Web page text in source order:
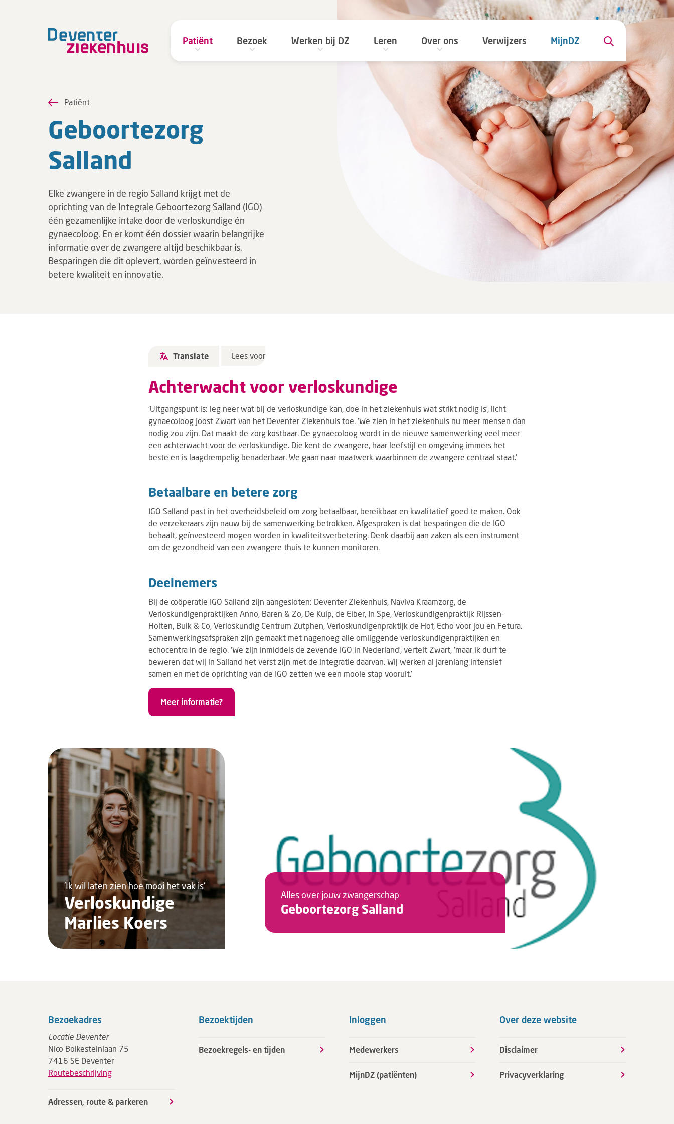
Patiënt Bezoek Werken bij DZ Leren Over ons Verwijzers MijnDZ
Patiënt
Ge­boor­te­zorg
Salland
Elke zwangere in de regio Salland krijgt met de
oprichting van de Integrale Geboortezorg Salland (IGO)
één gezamenlijke intake door de verloskundige én
gynaecoloog. En er komt één dossier waarin belangrijke
informatie over de zwangere altijd beschikbaar is.
Besparingen die dit oplevert, worden geïnvesteerd in
betere kwaliteit en innovatie.
Translate Lees voor
Achterwacht voor verloskundige
‘Uitgangspunt is: leg neer wat bij de verloskundige kan, doe in het ziekenhuis wat strikt nodig is’, licht
gynaecoloog Joost Zwart van het Deventer Ziekenhuis toe. ‘We zien in het ziekenhuis nu meer mensen dan
nodig zou zijn. Dat maakt de zorg kostbaar. De gynaecoloog wordt in de nieuwe samenwerking veel meer
een achterwacht voor de verloskundige. Die kent de zwangere, haar leefstijl en omgeving immers het
beste en is laagdrempelig benaderbaar. We gaan naar maatwerk waarbinnen de zwangere centraal staat.’
Betaalbare en betere zorg
IGO Salland past in het overheidsbeleid om zorg betaalbaar, bereikbaar en kwalitatief goed te maken. Ook
de verzekeraars zijn nauw bij de samenwerking betrokken. Afgesproken is dat besparingen die de IGO
behaalt, geïnvesteerd mogen worden in kwaliteitsverbetering. Denk daarbij aan zaken als een instrument
om de gezondheid van een zwangere thuis te kunnen monitoren.
Deelnemers
Bij de coöperatie IGO Salland zijn aangesloten: Deventer Ziekenhuis, Naviva Kraamzorg, de
Verloskundigenpraktijken Anno, Baren & Zo, De Kuip, de Eiber, In Spe, Verloskundigenpraktijk Rijssen-
Holten, Buik & Co, Verloskundig Centrum Zutphen, Verloskundigenpraktijk de Hof, Echo voor jou en Fetura.
Samenwerkingsafspraken zijn gemaakt met nagenoeg alle omliggende verloskundigenpraktijken en
echocentra in de regio. ‘We zijn inmiddels de zevende IGO in Nederland’, vertelt Zwart, ‘maar ik durf te
beweren dat wij in Salland het verst zijn met de integratie daarvan. Wij werken al jarenlang intensief
samen en met de oprichting van de IGO zetten we een mooie stap vooruit.’
Meer informatie?
'Ik wil laten zien hoe mooi het vak is'
Verloskundige
Marlies Koers
Alles over jouw zwangerschap
Geboortezorg Salland
Bezoekadres
Locatie Deventer
Nico Bolkesteinlaan 75
7416 SE Deventer
Routebeschrijving
Adressen, route & parkeren
Bezoektijden
Bezoekregels- en tijden
Inloggen
Medewerkers
MijnDZ (patiënten)
Over deze website
Disclaimer
Privacyverklaring